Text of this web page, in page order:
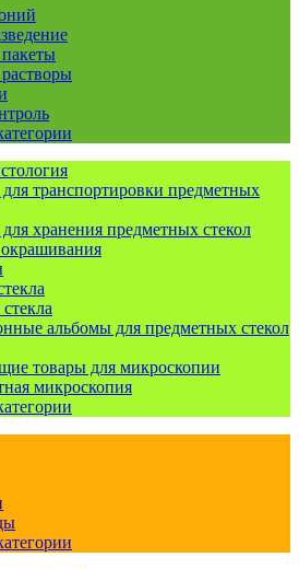
транспортировки предметных
хранения предметных стекол
альбомы для предметных стекол
товары для микроскопии
микроскопия